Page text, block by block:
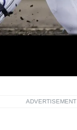
ADVERTISEMENT